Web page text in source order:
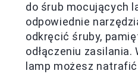
do śrub mocujących
odpowiednie
odkręcić śruby,
odłączeniu
lamp możesz